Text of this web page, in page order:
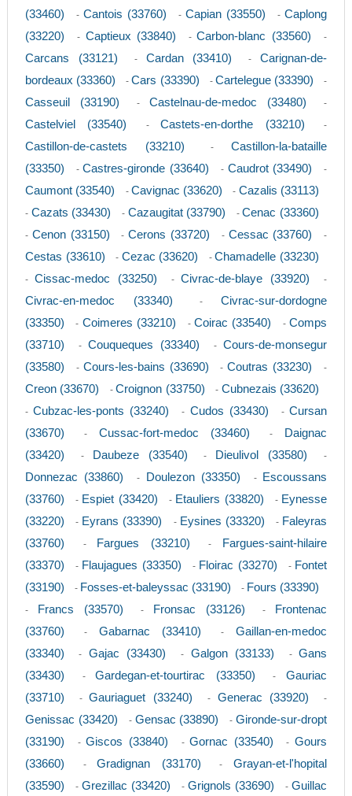
(33460)
- Cantois (33760) -Capian (33550) -Caplong
(33220)
- Captieux (33840) -Carbon-blanc (33560) -
Carcans (33121) - Cardan (33410) -Carignan-de-
bordeaux (33360)
-Cars (33390) - Cartelegue (33390) -
Casseuil (33190) - Castelnau-de-medoc (33480) -
Castelviel (33540) -Castets-en-dorthe (33210) -
Castillon-de-castets (33210) -Castillon-la-bataille
(33350)
-Castres-gironde (33640) - Caudrot (33490) -
Caumont (33540) - Cavignac (33620) - Cazalis (33113)
- Cazats (33430) - Cazaugitat (33790) -Cenac (33360)
- Cenon (33150) -Cerons (33720) - Cessac (33760) -
Cestas (33610) - Cezac (33620) -Chamadelle (33230)
-Cissac-medoc (33250) -Civrac-de-blaye (33920) -
Civrac-en-medoc (33340) -Civrac-sur-dordogne
(33350)
- Coimeres (33210) - Coirac (33540) -Comps
(33710)
- Couqueques (33340) -Cours-de-monsegur
(33580)
- Cours-les-bains (33690) -Coutras (33230) -
Creon (33670) -Croignon (33750) - Cubnezais (33620)
-Cubzac-les-ponts (33240) - Cudos (33430) -Cursan
(33670)
- Cussac-fort-medoc (33460) -
Daignac
(33420)
- Daubeze (33540) - Dieulivol (33580) -
Donnezac (33860) - Doulezon (33350) -
Escoussans
(33760)
- Espiet (33420) - Etauliers (33820) - Eynesse
(33220)
- Eyrans (33390) - Eysines (33320) - Faleyras
(33760)
- Fargues (33210) -
Fargues-saint-hilaire
(33370)
- Flaujagues (33350) - Floirac (33270) - Fontet
(33190)
- Fosses-et-baleyssac (33190) - Fours (33390)
- Francs (33570) - Fronsac (33126) -
Frontenac
(33760)
- Gabarnac (33410) -Gaillan-en-medoc
(33340)
- Gajac (33430) - Galgon (33133) -Gans
(33430)
-Gardegan-et-tourtirac (33350) -Gauriac
(33710)
-Gauriaguet (33240) - Generac (33920) -
Genissac (33420) - Gensac (33890) -Gironde-sur-dropt
(33190)
-Giscos (33840) -Gornac (33540) -Gours
(33660)
-Gradignan (33170) -Grayan-et-l'hopital
(33590)
- Grezillac (33420) -Grignols (33690) -Guillac